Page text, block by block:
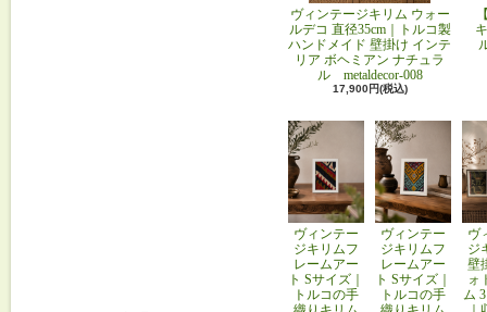
ヴィンテージキリム ウォー
ルデコ 直径35cm｜トルコ製
ハンドメイド 壁掛け インテ
リア ボヘミアン ナチュラ
ル metaldecor-008
17,900円(税込)
ヴィンテー
ジキリムフ
レームアー
ト Sサイズ｜
トルコの手
ヴィンテー
ジキリムフ
レームアー
ト Sサイズ｜
トルコの手
ヴ
ジ
壁
ォ
ム